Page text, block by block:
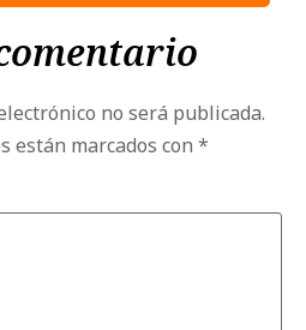
no será publicada.
están marcados con *